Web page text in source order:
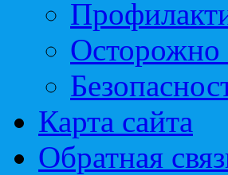
Карта сайта
Обратная